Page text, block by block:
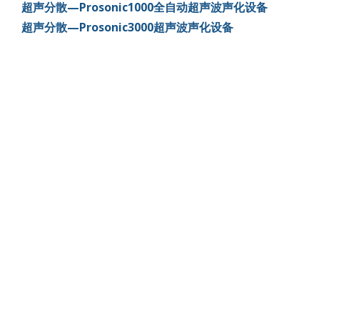
超声分散—Prosonic1000全自动超声波声化设备
超声分散—Prosonic3000超声波声化设备